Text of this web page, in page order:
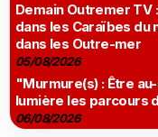
Demain Outremer TV
dans les Caraïbes du
dans les Outre-mer
05/08/2026
"Murmure(s) : Être
lumière les parcours
06/08/2026